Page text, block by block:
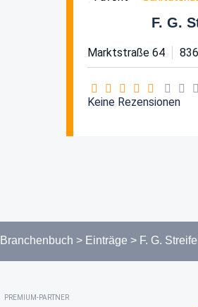
F. G.
Marktstraße 64
Keine Rezensionen
Branchenbuch > Einträge > F. G.
PREMIUM-PARTNER